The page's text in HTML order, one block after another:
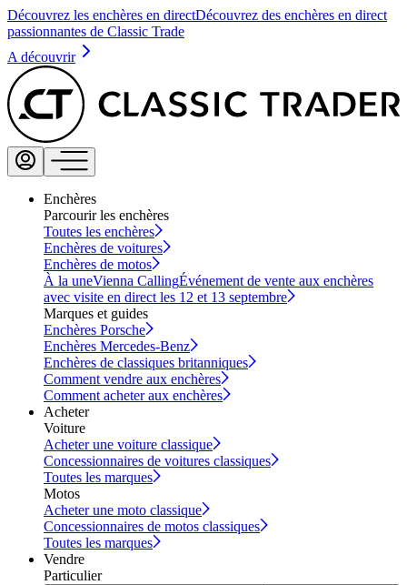
Découvrez les enchères en directDécouvrez des enchères en direct
passionnantes de Classic Trade
A découvrir
Enchères
Parcourir les enchères
Toutes les enchères
Enchères de voitures
Enchères de motos
À la uneVienna CallingÉvénement de vente aux enchères
avec visite en direct les 12 et 13 septembre
Marques et guides
Enchères Porsche
Enchères Mercedes-Benz
Enchères de classiques britanniques
Comment vendre aux enchères
Comment acheter aux enchères
Acheter
Voiture
Acheter une voiture classique
Concessionnaires de voitures classiques
Toutes les marques
Motos
Acheter une moto classique
Concessionnaires de motos classiques
Toutes les marques
Vendre
Particulier